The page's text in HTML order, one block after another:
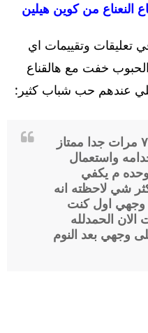
النعناع من كوين هيلين
تعليقات وتقييمات اي
خفت مع هالقناع
جربته ولله الحمد تقريبا ٧ مرات جدا ممتاز
واستعمال
م يكفي
شي لاحظته انه
وجهي اول كنت
الحمدلله
وجهي بعد النوم